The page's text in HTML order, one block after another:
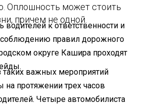
Оплошность может стоить
причем не одной.
водителей к ответственности и
соблюдению правил дорожного
округе Кашира проходят
таких важных мероприятий
на протяжении трех часов
Четыре автомобилиста